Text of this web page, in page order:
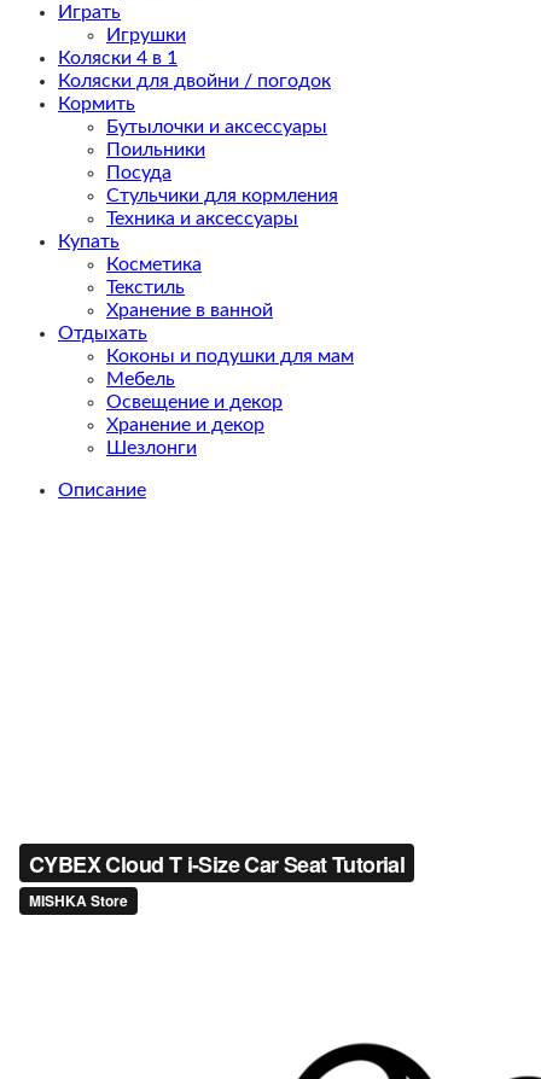
Играть
Игрушки
Коляски 4 в 1
Коляски для двойни / погодок
Кормить
Бутылочки и аксессуары
Поильники
Посуда
Стульчики для кормления
Техника и аксессуары
Купать
Косметика
Текстиль
Хранение в ванной
Отдыхать
Коконы и подушки для мам
Мебель
Освещение и декор
Хранение и декор
Шезлонги
Описание